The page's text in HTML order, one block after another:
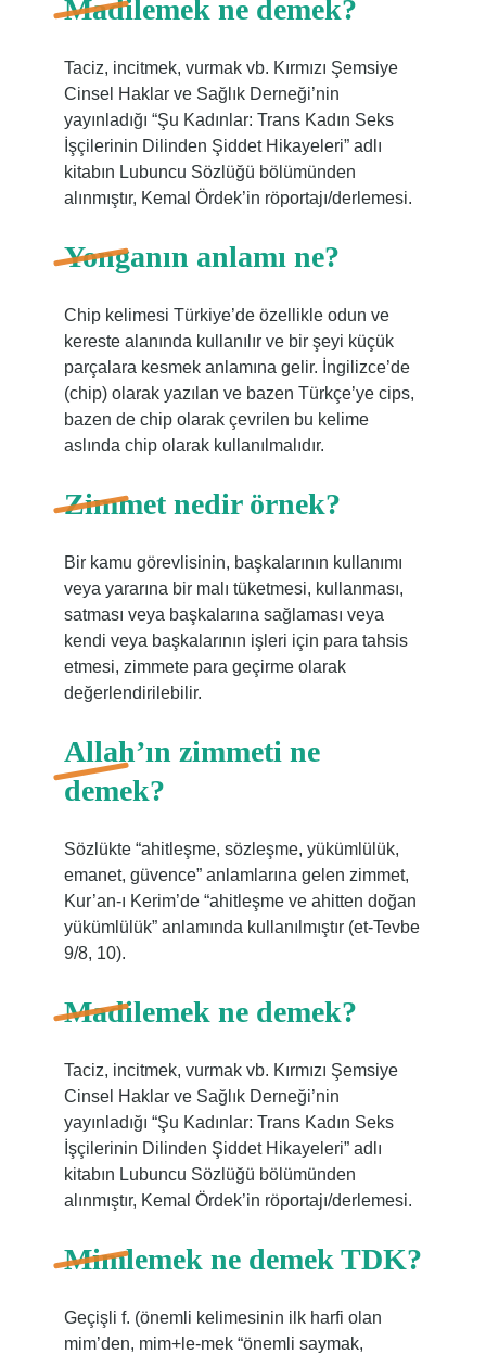
Madilemek ne demek?
Taciz, incitmek, vurmak vb. Kırmızı Şemsiye
Cinsel Haklar ve Sağlık Derneği’nin
yayınladığı “Şu Kadınlar: Trans Kadın Seks
İşçilerinin Dilinden Şiddet Hikayeleri” adlı
kitabın Lubuncu Sözlüğü bölümünden
alınmıştır, Kemal Ördek’in röportajı/derlemesi.
Yonganın anlamı ne?
Chip kelimesi Türkiye’de özellikle odun ve
kereste alanında kullanılır ve bir şeyi küçük
parçalara kesmek anlamına gelir. İngilizce’de
(chip) olarak yazılan ve bazen Türkçe’ye cips,
bazen de chip olarak çevrilen bu kelime
aslında chip olarak kullanılmalıdır.
Zimmet nedir örnek?
Bir kamu görevlisinin, başkalarının kullanımı
veya yararına bir malı tüketmesi, kullanması,
satması veya başkalarına sağlaması veya
kendi veya başkalarının işleri için para tahsis
etmesi, zimmete para geçirme olarak
değerlendirilebilir.
Allah’ın zimmeti ne
demek?
Sözlükte “ahitleşme, sözleşme, yükümlülük,
emanet, güvence” anlamlarına gelen zimmet,
Kur’an-ı Kerim’de “ahitleşme ve ahitten doğan
yükümlülük” anlamında kullanılmıştır (et-Tevbe
9/8, 10).
Madilemek ne demek?
Taciz, incitmek, vurmak vb. Kırmızı Şemsiye
Cinsel Haklar ve Sağlık Derneği’nin
yayınladığı “Şu Kadınlar: Trans Kadın Seks
İşçilerinin Dilinden Şiddet Hikayeleri” adlı
kitabın Lubuncu Sözlüğü bölümünden
alınmıştır, Kemal Ördek’in röportajı/derlemesi.
Mimlemek ne demek TDK?
Geçişli f. (önemli kelimesinin ilk harfi olan
mim’den, mim+le-mek “önemli saymak,